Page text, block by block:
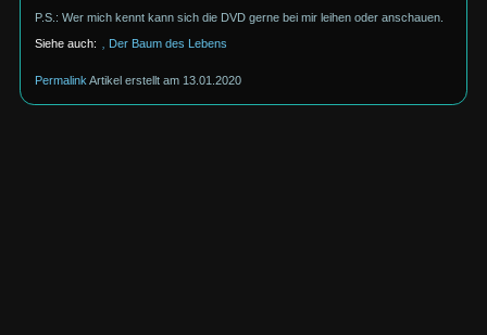
P.S.: Wer mich kennt kann sich die DVD gerne bei mir leihen oder anschauen.
Der Baum des Lebens
Permalink 13.01.2020